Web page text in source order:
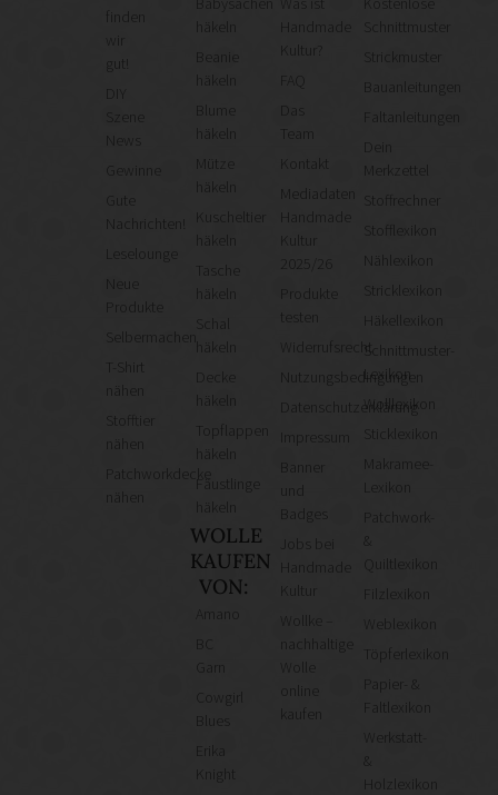
finden
gut!
News
Gute
Nachrichten!
Leselounge
Neue
Produkte
Selbermachen
T-Shirt
Stofftier
Patchworkdecke
häkeln
häkeln
Mütze
häkeln
Kuscheltier
Tasche
häkeln
häkeln
Topflappen
häkeln
Fäustlinge
häkeln
WOLLE
KAUFEN
VON:
Cowgirl
Knight
Kultur?
Das
Team
Kontakt
Mediadaten
Kultur
2025/26
Produkte
testen
Widerrufsrecht
Nutzungsbedingungen
Datenschutzerklärung
Kultur
Wollke –
nachhaltige
kaufen
Schnittmuster
Strickmuster
Bauanleitungen
Faltanleitungen
Merkzettel
Stoffrechner
Stofflexikon
Nählexikon
Stricklexikon
Häkellexikon
Schnittmuster-
Lexikon
Wolllexikon
Sticklexikon
Makramee-
Lexikon
Patchwork-
&
Quiltlexikon
Filzlexikon
Weblexikon
Töpferlexikon
Papier- &
Faltlexikon
Werkstatt-
&
Holzlexikon